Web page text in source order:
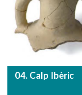
04. Calp Ibèric